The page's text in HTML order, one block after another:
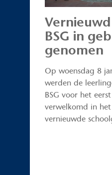
BSG in
genomen
Op woensdag 8
werden de
BSG voor het eerst
verwelkomd in
vernieuwde